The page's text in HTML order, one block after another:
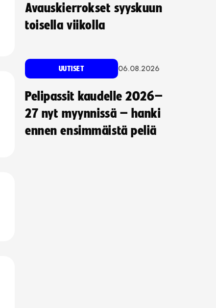
Avauskierrokset syyskuun
toisella viikolla
UUTISET 06.08.2026
Pelipassit kaudelle 2026–
27 nyt myynnissä – hanki
ennen ensimmäistä peliä